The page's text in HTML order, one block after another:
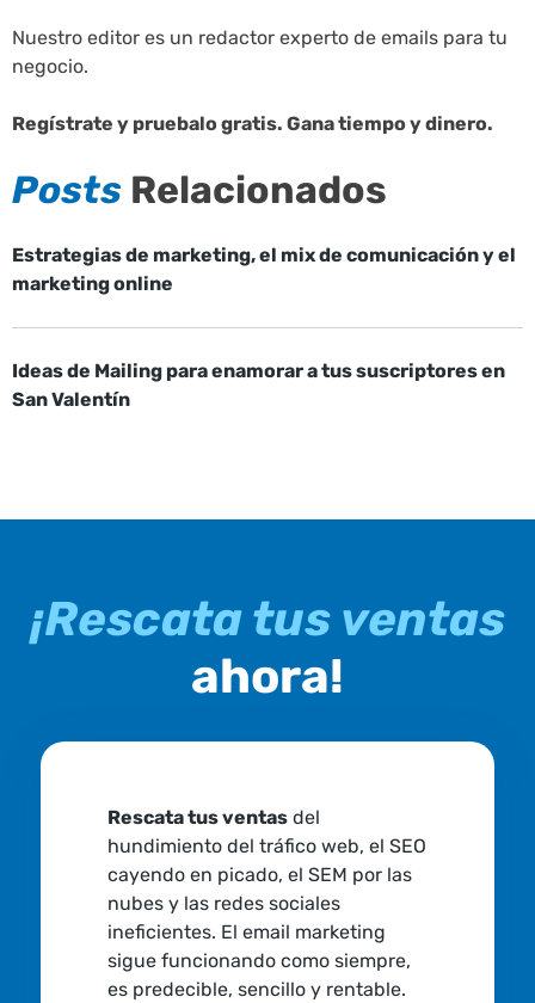
Nuestro editor es un redactor experto de emails para tu
negocio.
Regístrate y pruebalo gratis. Gana tiempo y dinero.
Posts Relacionados
Estrategias de marketing, el mix de comunicación y el
marketing online
Ideas de Mailing para enamorar a tus suscriptores en
San Valentín
¡Rescata tus ventas
ahora!
Rescata tus ventasdel
hundimiento del tráfico web, el SEO
cayendo en picado, el SEM por las
nubes y las redes sociales
ineficientes. El email marketing
sigue funcionando como siempre,
es predecible, sencillo y rentable.